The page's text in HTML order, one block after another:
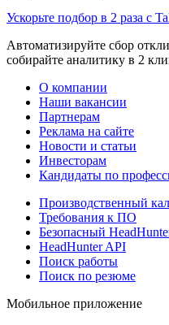
Ускорьте подбор в 2 раза с
Автоматизируйте сбор
собирайте аналитику в 2
О компании
Наши вакансии
Партнерам
Реклама на сайте
Новости и статьи
Инвесторам
Кандидаты по
Производственный
Требования к ПО
Безопасный
HeadHunter API
Поиск работы
Поиск по резюме
Мобильное приложение